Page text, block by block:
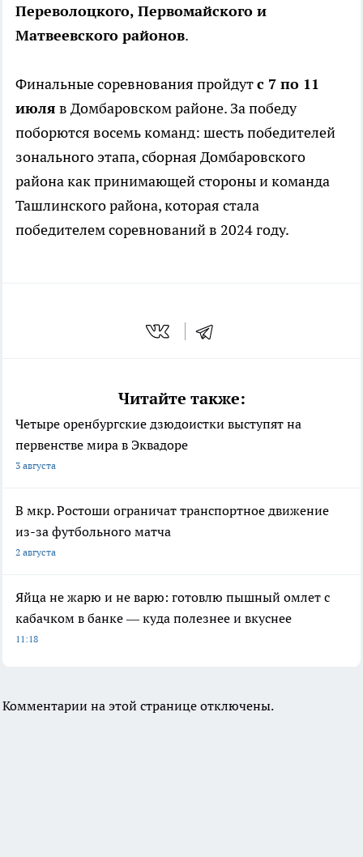
Переволоцкого, Первомайского и
Матвеевского районов.
Финальные соревнования пройдутс 7 по 11
июля в Домбаровском районе. За победу
поборются восемь команд: шесть победителей
зонального этапа, сборная Домбаровского
района как принимающей стороны и команда
Ташлинского района, которая стала
победителем соревнований в 2024 году.
Читайте также:
Четыре оренбургские дзюдоистки выступят на
первенстве мира в Эквадоре
3 августа
В мкр. Ростоши ограничат транспортное движение
из-за футбольного матча
2 августа
Яйца не жарю и не варю: готовлю пышный омлет с
кабачком в банке — куда полезнее и вкуснее
11:18
Комментарии на этой странице отключены.